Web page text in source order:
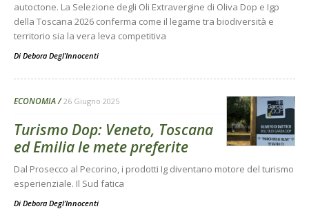
autoctone. La Selezione degli Oli Extravergine di Oliva Dop e Igp
della Toscana 2026 conferma come il legame tra biodiversità e
territorio sia la vera leva competitiva
Di Debora Degl’Innocenti
ECONOMIA 26 Giugno 2025
Turismo Dop: Veneto, Toscana
ed Emilia le mete preferite
Dal Prosecco al Pecorino, i prodotti Ig diventano motore del turismo
esperienziale. Il Sud fatica
Di Debora Degl’Innocenti